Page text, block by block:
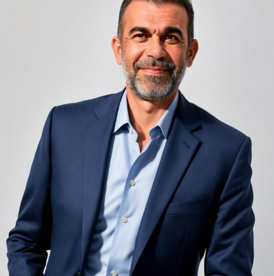
unele de altele, separate de pereți care nu pot fi făcuți
infinit de groși din motive practice și economice.
Zgomotul pașilor din camera de sus sau din coridorul
adiacent rămâne una dintre cele mai frecvente
nemulțumiri semnalate de oaspeți în recenziile online,
chiar și la unități altfel apreciate pentru servicii și
locație. De multe ori, oaspeții nu identifică pardoseala
drept sursa reală a problemei, ci descriu simplu senzația
de spațiu zgomotos sau agitat.
Pardoseala joacă un rol important în absorbția acestor
sunete, mai ales în zonele de trecere frecventă dintre
cameră și baie sau dintre pat și fereastră. Un material cu
proprietăți fonoabsorbante bune reduce transmiterea
zgomotului către camerele vecine și către etajele
inferioare, un aspect esențial mai ales în clădirile mai
vechi, cu structuri care nu au fost proiectate inițial
pentru izolare fonică performantă.